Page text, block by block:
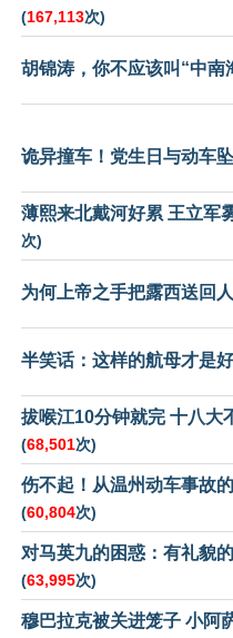
(167,113次)
胡锦涛，你不应该叫“中南
诡异撞车！党生日与动车
薄熙来北戴河好累 王立军
次)
为何上帝之手把露西送回
半笑话：这样的航母才是
拔喉江10分钟就完 十八大
(68,501次)
伤不起！从温州动车事故
(60,804次)
对马英九的困惑：有礼貌
(63,995次)
穆巴拉克被关进笼子 小阿